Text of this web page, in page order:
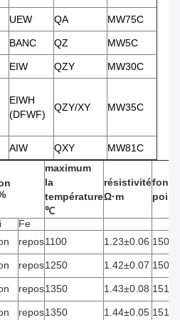
UEW QA
MW75C
BANC QZ
MW5C
EIW QZY
MW30C
EIWH
(DFWF)
QZY/XY MW35C
AIW QXY MW81C
maximum
la
température
℃
résistivité
Ω·m
fonte
Fe
repos1100 1.23±0.06 1500
repos1250 1.42±0.07 1500
repos1350 1.43±0.08 1510
repos1350 1.44±0.05 1510